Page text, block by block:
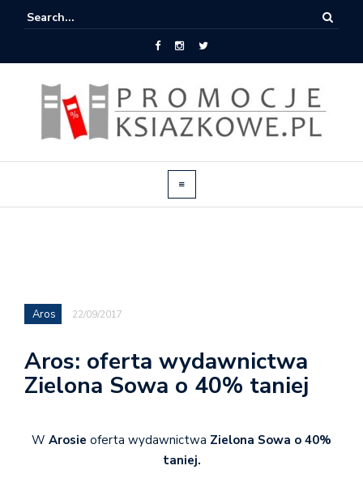
Aros 22/09/2017
Aros: oferta wydawnictwa
Zielona Sowa o 40% taniej
W Arosie oferta wydawnictwa Zielona Sowa o 40%
taniej.